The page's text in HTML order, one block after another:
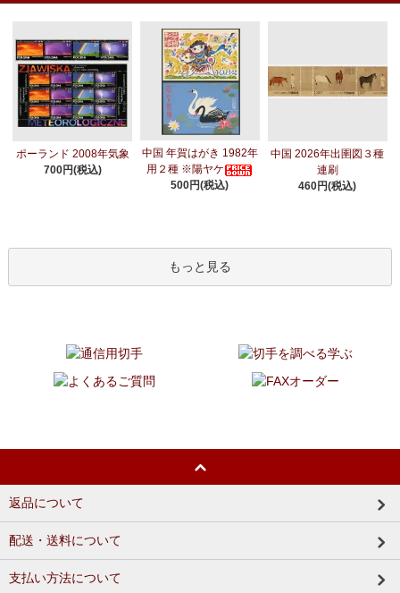
ポーランド 2008年気象
700円(税込)
中国 年賀はがき 1982年
用２種 ※陽ヤケ
500円(税込)
中国 2026年出圉図３種
連刷
460円(税込)
もっと見る
返品について
配送・送料について
支払い方法について